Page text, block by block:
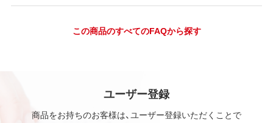
この商品のすべてのFAQから探す
ユーザー登録
商品をお持ちのお客様は、ユーザー登録いただくことで